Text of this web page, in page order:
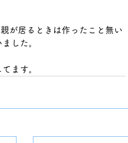
が居るときは作ったこと無い
した。
ます。